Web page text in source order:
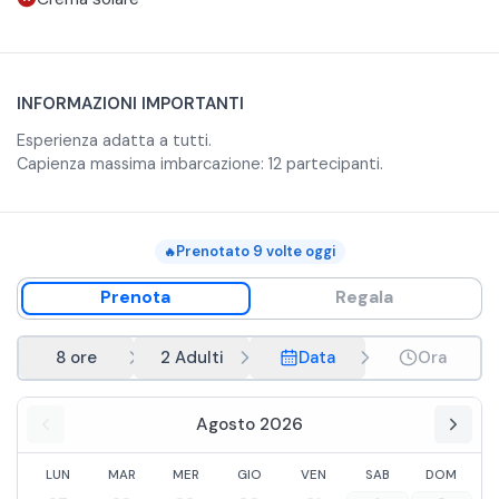
INFORMAZIONI IMPORTANTI
Esperienza adatta a tutti.
Capienza massima imbarcazione: 12 partecipanti.
🔥Prenotato 9 volte oggi
Prenota Regala
8 ore 2 Adulti Data Ora
Agosto 2026
LUN MAR MER GIO VEN SAB DOM